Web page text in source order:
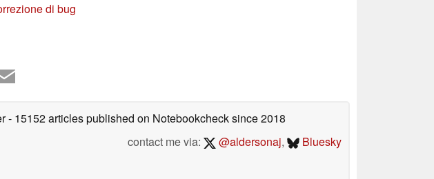
di bug
- 15152 articles published on Notebookchecksince 2018
contact me via:
@aldersonaj, Bluesky